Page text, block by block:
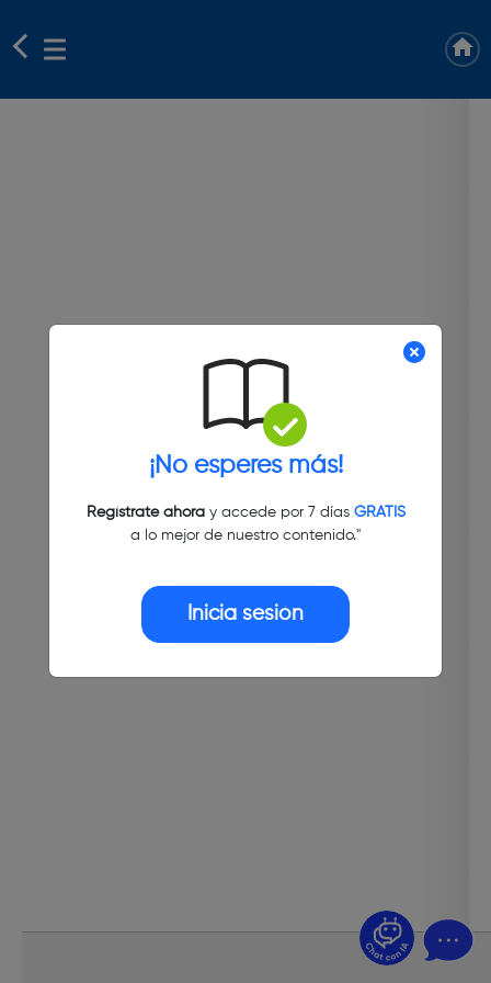
¡No esperes más!
Regístrate ahoray accede por 7 días GRATIS
a lo mejor de nuestro contenido."
Inicia sesión